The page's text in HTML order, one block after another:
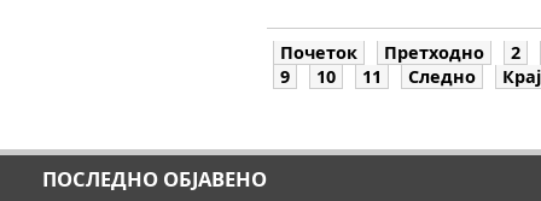
Почеток Претходно
2
9
10 11 Следно Крај
ПОСЛЕДНО ОБЈАВЕНО